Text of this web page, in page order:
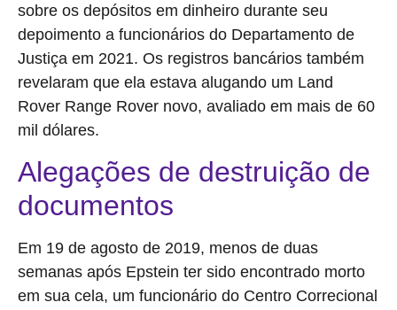
sobre os depósitos em dinheiro durante seu
depoimento a funcionários do Departamento de
Justiça em 2021. Os registros bancários também
revelaram que ela estava alugando um Land
Rover Range Rover novo, avaliado em mais de 60
mil dólares.
Alegações de destruição de
documentos
Em 19 de agosto de 2019, menos de duas
semanas após Epstein ter sido encontrado morto
em sua cela, um funcionário do Centro Correcional